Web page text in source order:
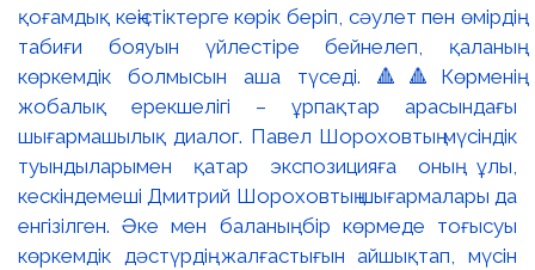
қоғамдық кеңістіктерге көрік беріп, сәулет пен өмірдің
табиғи бояуын үйлестіре бейнелеп, қаланың
көркемдік болмысын аша түседі. 🔺🔺Көрменің
жобалық ерекшелігі – ұрпақтар арасындағы
шығармашылық диалог. Павел Шороховтың мүсіндік
туындыларымен қатар экспозицияға оның ұлы,
кескіндемеші Дмитрий Шороховтың шығармалары да
енгізілген. Әке мен баланың бір көрмеде тоғысуы
көркемдік дәстүрдің жалғастығын айшықтап, мүсін